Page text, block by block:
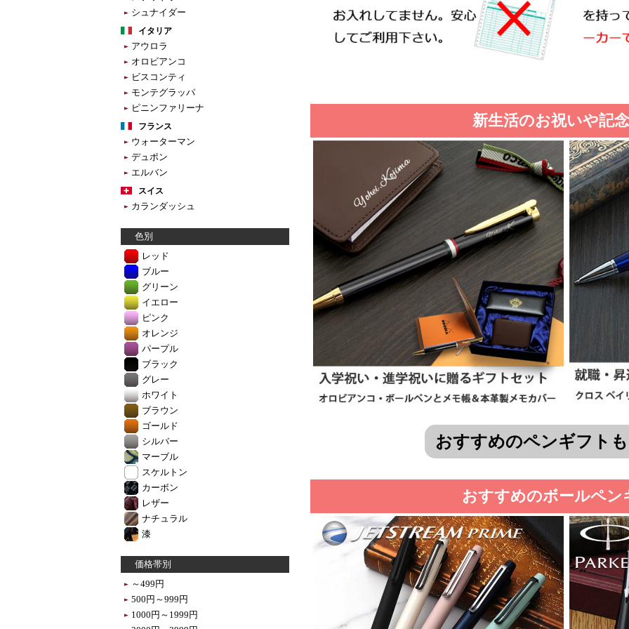
新生活のお祝いや記
おすすめのペンギフト
おすすめのボールペン
シュナイダー
イタリア
アウロラ
オロビアンコ
ビスコンティ
モンテグラッパ
ピニンファリーナ
フランス
ウォーターマン
デュポン
エルバン
スイス
カランダッシュ
色別
レッド
ブルー
グリーン
イエロー
ピンク
オレンジ
パープル
ブラック
グレー
ホワイト
ブラウン
ゴールド
シルバー
マーブル
スケルトン
カーボン
レザー
ナチュラル
漆
価格帯別
～499円
500円～999円
1000円～1999円